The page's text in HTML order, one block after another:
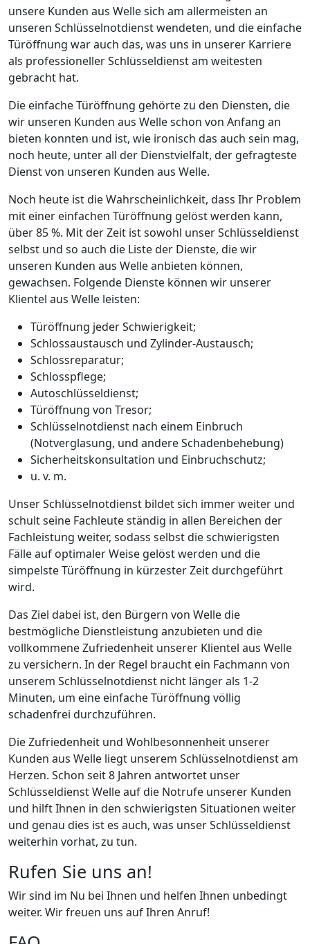
unsere Kunden aus Welle sich am allermeisten an
unseren Schlüsselnotdienst wendeten, und die einfache
Türöffnung war auch das, was uns in unserer Karriere
als professioneller Schlüsseldienst am weitesten
gebracht hat.
Die einfache Türöffnung gehörte zu den Diensten, die
wir unseren Kunden aus Welle schon von Anfang an
bieten konnten und ist, wie ironisch das auch sein mag,
noch heute, unter all der Dienstvielfalt, der gefragteste
Dienst von unseren Kunden aus Welle.
Noch heute ist die Wahrscheinlichkeit, dass Ihr Problem
mit einer einfachen Türöffnung gelöst werden kann,
über 85 %. Mit der Zeit ist sowohl unser Schlüsseldienst
selbst und so auch die Liste der Dienste, die wir
unseren Kunden aus Welle anbieten können,
gewachsen. Folgende Dienste können wir unserer
Klientel aus Welle leisten:
Türöffnung jeder Schwierigkeit;
Schlossaustausch und Zylinder-Austausch;
Schlossreparatur;
Schlosspflege;
Autoschlüsseldienst;
Türöffnung von Tresor;
Schlüsselnotdienst nach einem Einbruch
(Notverglasung, und andere Schadenbehebung)
Sicherheitskonsultation und Einbruchschutz;
u. v. m.
Unser Schlüsselnotdienst bildet sich immer weiter und
schult seine Fachleute ständig in allen Bereichen der
Fachleistung weiter, sodass selbst die schwierigsten
Fälle auf optimaler Weise gelöst werden und die
simpelste Türöffnung in kürzester Zeit durchgeführt
wird.
Das Ziel dabei ist, den Bürgern von Welle die
bestmögliche Dienstleistung anzubieten und die
vollkommene Zufriedenheit unserer Klientel aus Welle
zu versichern. In der Regel braucht ein Fachmann von
unserem Schlüsselnotdienst nicht länger als 1-2
Minuten, um eine einfache Türöffnung völlig
schadenfrei durchzuführen.
Die Zufriedenheit und Wohlbesonnenheit unserer
Kunden aus Welle liegt unserem Schlüsselnotdienst am
Herzen. Schon seit 8 Jahren antwortet unser
Schlüsseldienst Welle auf die Notrufe unserer Kunden
und hilft Ihnen in den schwierigsten Situationen weiter
und genau dies ist es auch, was unser Schlüsseldienst
weiterhin vorhat, zu tun.
Rufen Sie uns an!
Wir sind im Nu bei Ihnen und helfen Ihnen unbedingt
weiter. Wir freuen uns auf Ihren Anruf!